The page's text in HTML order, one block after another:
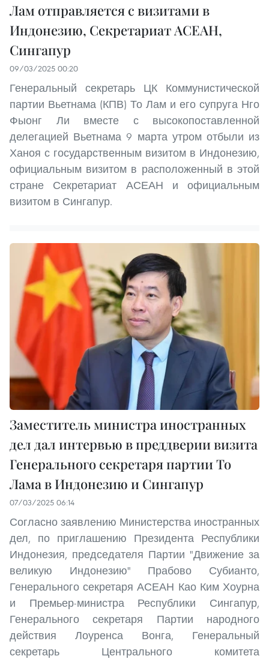
Лам отправляется с визитами в
Индонезию, Секретариат АСЕАН,
Сингапур
09/03/2025 00:20
Генеральный секретарь ЦК Коммунистической
партии Вьетнама (КПВ) То Лам и его супруга Нго
Фыонг Ли вместе с высокопоставленной
делегацией Вьетнама 9 марта утром отбыли из
Ханоя с государственным визитом в Индонезию,
официальным визитом в расположенный в этой
стране Секретариат АСЕАН и официальным
визитом в Сингапур.
Заместитель министра иностранных
дел дал интервью в преддверии визита
Генерального секретаря партии То
Лама в Индонезию и Сингапур
07/03/2025 06:14
Согласно заявлению Министерства иностранных
дел, по приглашению Президента Республики
Индонезия, председателя Партии "Движение за
великую Индонезию" Прабово Субианто,
Генерального секретаря АСЕАН Као Ким Хоурна
и Премьер-министра Республики Сингапур,
Генерального секретаря Партии народного
действия Лоуренса Вонга, Генеральный
секретарь Центрального комитета